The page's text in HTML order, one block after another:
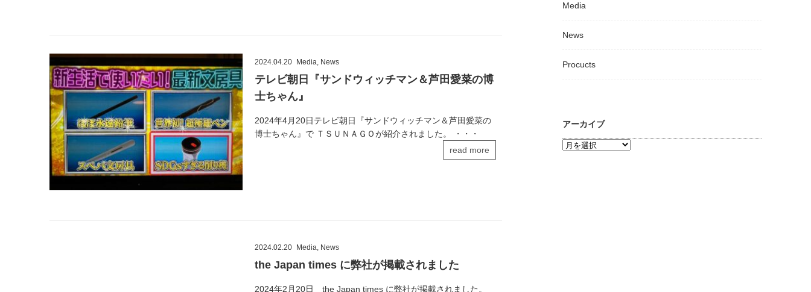
2024.04.20 Media News
テレビ朝日『サンドウィッチマン＆芦田愛菜の博
士ちゃん』
2024年4月20日テレビ朝日『サンドウィッチマン＆芦田愛菜の
博士ちゃん』で ＴＳＵＮＡＧＯが紹介されました。 ・・・
read more
2024.02.20 Media, News
the Japan times に弊社が掲載されました
2024年2月20日 the Japan times に弊社が掲載されました。
Media
News
Procucts
アーカイブ
ア
ー